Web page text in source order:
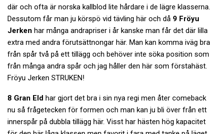
där och ofta är norska kallblod lite hårdare i de lägre klasserna.
Dessutom får man ju körspö vid tävling här och då 9 Fröyu
Jerken har många andrapriser i år kanske man får det där lilla
extra med andra förutsättnongar här. Man kan komma iväg bra
från spår två på ett tillägg och behöver inte söka position som
från många andra spår och jag håller den här som förstahäst.
Fröyu Jerken STRUKEN!
8 Gran Eld har gjort det bra i sin nya regi men åter comeback
nu så frågetecken för formen och man kan ju bli över från ett
innerspår på dubbla tillägg här. Visst har hästen hög kapacitet